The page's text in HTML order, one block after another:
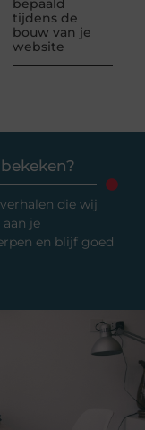
bepaald
tijdens de
bouw van je
website
die wij
je
en blijf goed